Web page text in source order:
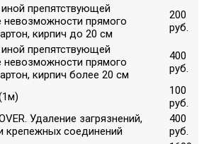
препятствующей
невозможности прямого
кирпич до 20 см
200
руб.
препятствующей
невозможности прямого
кирпич более 20 см
400
руб.
100
руб.
Удаление загрязнений,
крепежных соединений
400
руб.